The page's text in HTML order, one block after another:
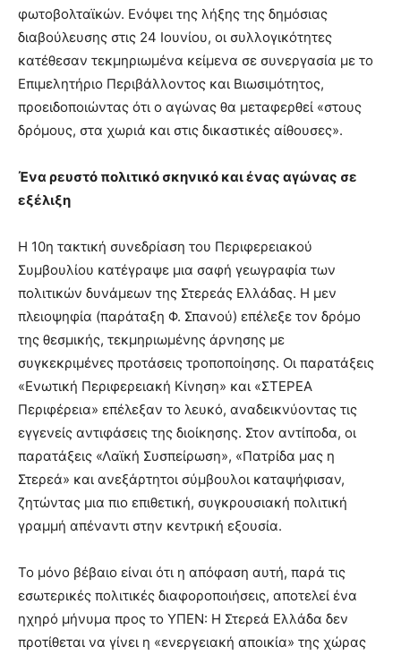
φωτοβολταϊκών. Ενόψει της λήξης της δημόσιας
διαβούλευσης στις 24 Ιουνίου, οι συλλογικότητες
κατέθεσαν τεκμηριωμένα κείμενα σε συνεργασία με το
Επιμελητήριο Περιβάλλοντος και Βιωσιμότητος,
προειδοποιώντας ότι ο αγώνας θα μεταφερθεί «στους
δρόμους, στα χωριά και στις δικαστικές αίθουσες».
Ένα ρευστό πολιτικό σκηνικό και ένας αγώνας σε
εξέλιξη
Η 10η τακτική συνεδρίαση του Περιφερειακού
Συμβουλίου κατέγραψε μια σαφή γεωγραφία των
πολιτικών δυνάμεων της Στερεάς Ελλάδας. Η μεν
πλειοψηφία (παράταξη Φ. Σπανού) επέλεξε τον δρόμο
της θεσμικής, τεκμηριωμένης άρνησης με
συγκεκριμένες προτάσεις τροποποίησης. Οι παρατάξεις
«Ενωτική Περιφερειακή Κίνηση» και «ΣΤΕΡΕΑ
Περιφέρεια» επέλεξαν το λευκό, αναδεικνύοντας τις
εγγενείς αντιφάσεις της διοίκησης. Στον αντίποδα, οι
παρατάξεις «Λαϊκή Συσπείρωση», «Πατρίδα μας η
Στερεά» και ανεξάρτητοι σύμβουλοι καταψήφισαν,
ζητώντας μια πιο επιθετική, συγκρουσιακή πολιτική
γραμμή απέναντι στην κεντρική εξουσία.
Το μόνο βέβαιο είναι ότι η απόφαση αυτή, παρά τις
εσωτερικές πολιτικές διαφοροποιήσεις, αποτελεί ένα
ηχηρό μήνυμα προς το ΥΠΕΝ: Η Στερεά Ελλάδα δεν
προτίθεται να γίνει η «ενεργειακή αποικία» της χώρας